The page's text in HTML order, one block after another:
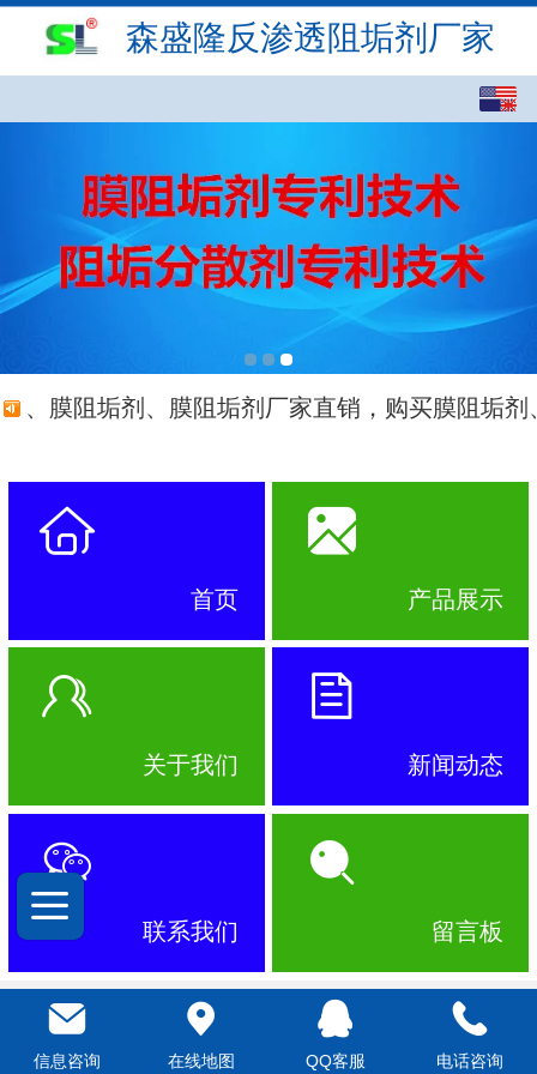
森盛隆反渗透阻垢剂厂家
繁体
、膜阻垢剂、膜阻垢剂厂家直销，购买膜阻垢剂
首页 产品展示
关于我们 新闻动态
联系我们 留言板
畅销产品展示
信息咨询 在线地图 QQ客服 电话咨询